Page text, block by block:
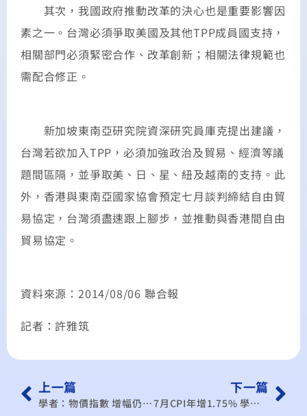
其次，我國政府推動改革的決心也是重要影響因
素之一。台灣必須爭取美國及其他TPP成員國支持，
相關部門必須緊密合作、改革創新；相關法律規範也
需配合修正。
新加坡東南亞研究院資深研究員庫克提出建議，
台灣若欲加入TPP，必須加強政治及貿易、經濟等議
題間區隔，並爭取美、日、星、紐及越南的支持。此
外，香港與東南亞國家協會預定七月談判締結自由貿
易協定，台灣須盡速跟上腳步，並推動與香港間自由
貿易協定。
資料來源：2014/08/06 聯合報
記者：許雅筑
上一篇
學者：物價指數 增幅仍屬平穩
下一篇
7月CPI年增1.75% 學者：增幅仍屬平穩